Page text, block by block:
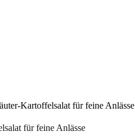
Kartoffelsalat für feine Anlässe
für feine Anlässe